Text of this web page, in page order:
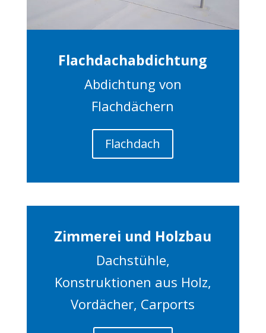
Flachdachabdichtung
Abdichtung von
Flachdächern
Flachdach
Zimmerei und Holzbau
Dachstühle,
Konstruktionen aus Holz,
Vordächer, Carports